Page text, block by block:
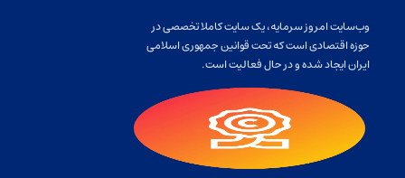
وب‌سایت امروز سرمایه، یک سایت کاملا تخصصی در
حوزه اقتصادی است که تحت قوانین جمهوری اسلامی
ایران ایجاد شده و در حال فعالیت است.